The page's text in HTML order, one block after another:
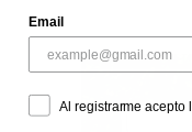
Email
Al registrarme acepto